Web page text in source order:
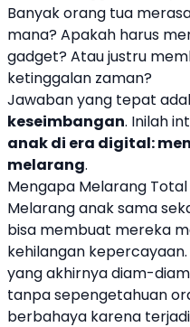
Banyak orang tua
mana? Apakah harus
gadget? Atau justru
ketinggalan zaman?
Jawaban yang tepat
keseimbangan. Inilah
anak di era digital:
melarang.
Mengapa Melarang Total
Melarang anak sama
bisa membuat mereka
kehilangan
yang akhirnya diam-
tanpa sepengetahuan
berbahaya karena